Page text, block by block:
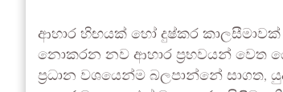
ආහාර හිඟයක් හෝ දුෂ්කර කාලසීමාවක්
නොකරන නව ආහාර ප්‍රභවයන් වෙත
ප්‍රධාන වශයෙන්ම බලපාන්නේ සාගත,